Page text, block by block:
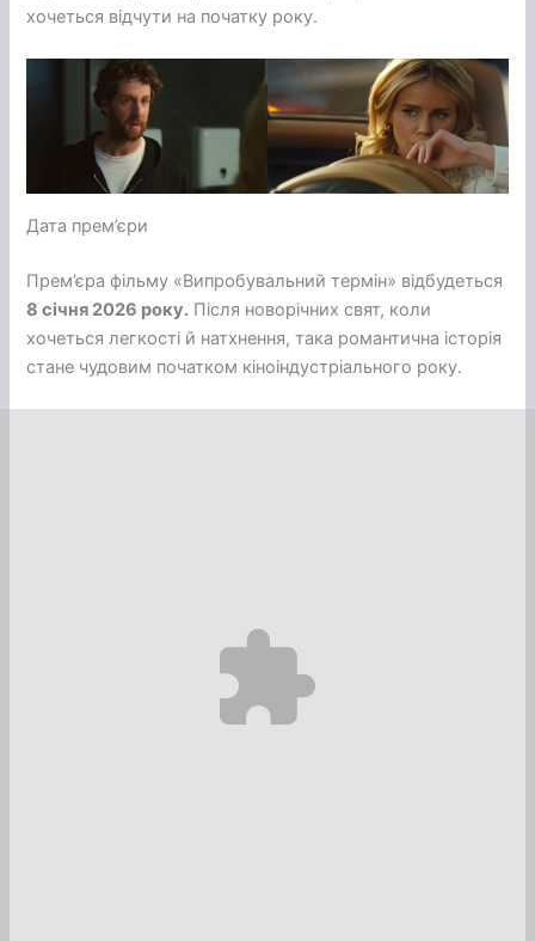
хочеться відчути на початку року.
Дата прем’єри
Прем’єра фільму «Випробувальний термін» відбудеться
8 січня 2026 року. Після новорічних свят, коли
хочеться легкості й натхнення, така романтична історія
стане чудовим початком кіноіндустріального року.